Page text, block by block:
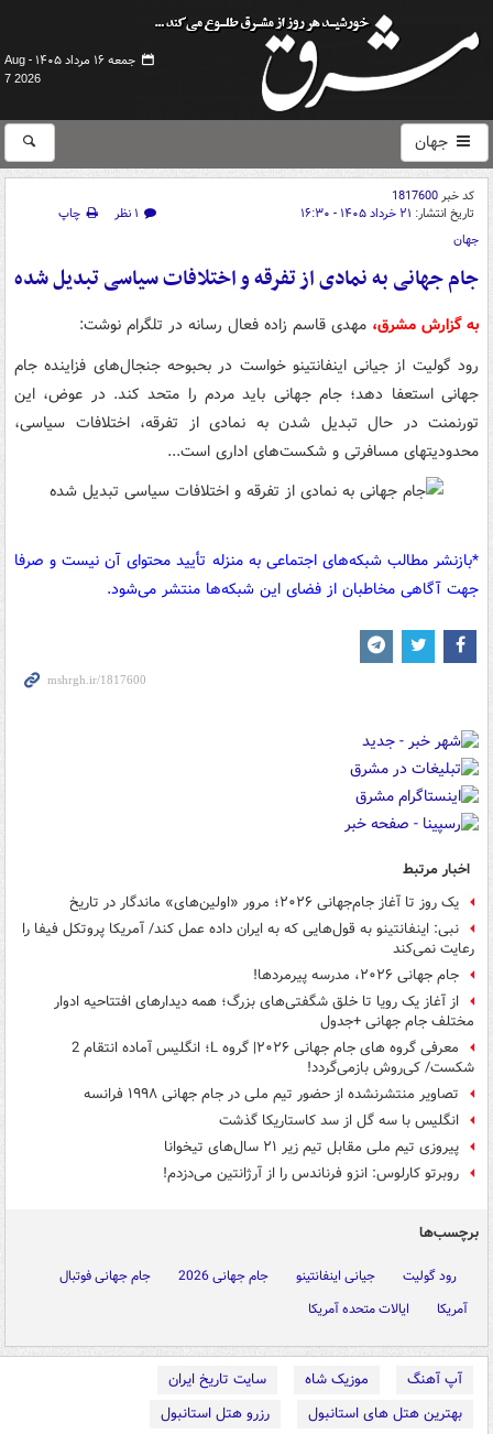
جمعه ۱۶ مرداد ۱۴۰۵ -
Aug
7 2026
جهان
کد خبر1817600
تاریخ انتشار: ۲۱ خرداد ۱۴۰۵ - ۱۶:۳۰ ۱ نظر
چاپ
جهان
جام جهانی به نمادی از تفرقه و اختلافات سیاسی تبدیل شده
به گزارش مشرق، مهدی قاسم زاده فعال رسانه در تلگرام نوشت:
رود گولیت از جیانی اینفانتینو خواست در بحبوحه جنجال‌های فزاینده جام
جهانی استعفا دهد؛ جام جهانی باید مردم را متحد کند. در عوض، این
تورنمنت در حال تبدیل شدن به نمادی از تفرقه، اختلافات سیاسی،
محدودیتهای مسافرتی و شکست‌های اداری است...
*بازنشر مطالب شبکه‌های اجتماعی به منزله تأیید محتوای آن نیست و صرفا
جهت آگاهی مخاطبان از فضای این شبکه‌ها منتشر می‌شود.
اخبار مرتبط
یک روز تا آغاز جام‌جهانی ۲۰۲۶؛ مرور «اولین‌های» ماندگار در تاریخ
نبی: اینفانتینو به قول‌هایی که به ایران داده عمل کند/ آمریکا پروتکل‌ فیفا را
رعایت نمی‌کند
جام جهانی ۲۰۲۶، مدرسه پیرمردها!
از آغاز یک رویا تا خلق شگفتی‌های بزرگ؛ همه دیدارهای افتتاحیه‌ ادوار
مختلف جام جهانی +جدول
معرفی گروه های جام جهانی ۲۰۲۶| گروه L؛ انگلیس آماده انتقام 2
شکست/ کی‌روش بازمی‌گردد!
تصاویر منتشرنشده از حضور تیم ملی در جام جهانی ۱۹۹۸ فرانسه
انگلیس با سه گل از سد کاستاریکا گذشت
پیروزی تیم ملی مقابل تیم زیر ٢١ سال‌های تیخوانا
روبرتو کارلوس: انزو فرناندس را از آرژانتین می‌دزدم!
برچسب‌ها
رود گولیت جیانی اینفانتینو جام جهانی 2026
جام جهانی فوتبال
آمریکا
ایالات متحده آمریکا
آپ آهنگ موزیک شاه
سایت تاریخ ایران
بهترین هتل های استانبول
رزرو هتل استانبول